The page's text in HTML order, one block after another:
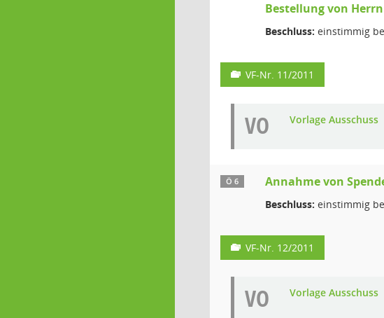
Bestellung von
Beschluss: einstimmig
VF-Nr. 11/2011
VO Vorlage Ausschuss
Ö 6 Annahme von
Beschluss: einstimmig
VF-Nr. 12/2011
VO Vorlage Ausschuss